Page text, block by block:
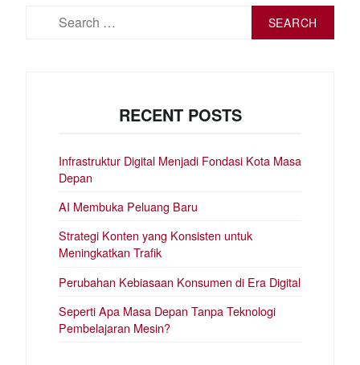
RECENT POSTS
Infrastruktur Digital Menjadi Fondasi Kota Masa
Depan
AI Membuka Peluang Baru
Strategi Konten yang Konsisten untuk
Meningkatkan Trafik
Perubahan Kebiasaan Konsumen di Era Digital
Seperti Apa Masa Depan Tanpa Teknologi
Pembelajaran Mesin?